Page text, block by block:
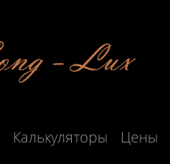
Калькуляторы Цены